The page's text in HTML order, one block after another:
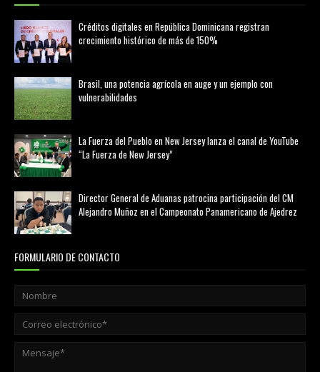
Créditos digitales en República Dominicana registran
crecimiento histórico de más de 150%
Brasil, una potencia agrícola en auge y un ejemplo con
vulnerabilidades
La Fuerza del Pueblo en New Jersey lanza el canal de YouTube
“La Fuerza de New Jersey”
Director General de Aduanas patrocina participación del CM
Alejandro Muñoz en el Campeonato Panamericano de Ajedrez
FORMULARIO DE CONTACTO